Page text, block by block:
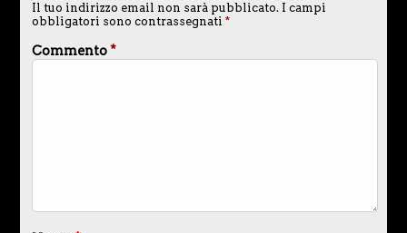
Il tuo indirizzo email non sarà pubblicato. I campi
obbligatori sono contrassegnati *
Commento*